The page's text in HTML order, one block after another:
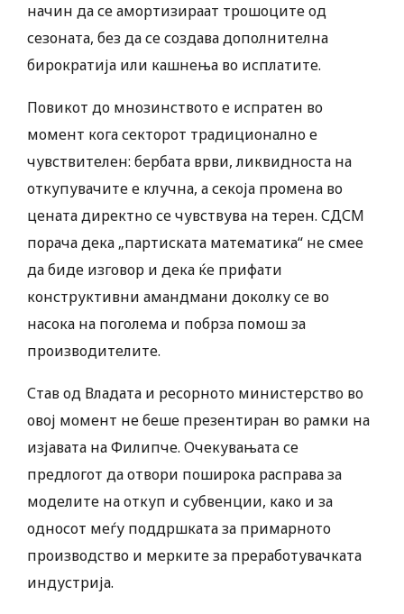
начин да се амортизираат трошоците од
сезоната, без да се создава дополнителна
бирократија или кашнења во исплатите.
Повикот до мнозинството е испратен во
момент кога секторот традиционално е
чувствителен: бербата врви, ликвидноста на
откупувачите е клучна, а секоја промена во
цената директно се чувствува на терен. СДСМ
порача дека „партиската математика“ не смее
да биде изговор и дека ќе прифати
конструктивни амандмани доколку се во
насока на поголема и побрза помош за
производителите.
Став од Владата и ресорното министерство во
овој момент не беше презентиран во рамки на
изјавата на Филипче. Очекувањата се
предлогот да отвори поширока расправа за
моделите на откуп и субвенции, како и за
односот меѓу поддршката за примарното
производство и мерките за преработувачката
индустрија.